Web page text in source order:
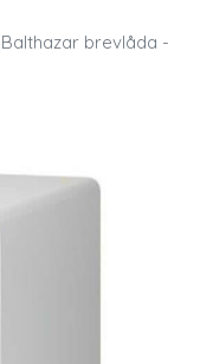
Balthazar brevlåda -